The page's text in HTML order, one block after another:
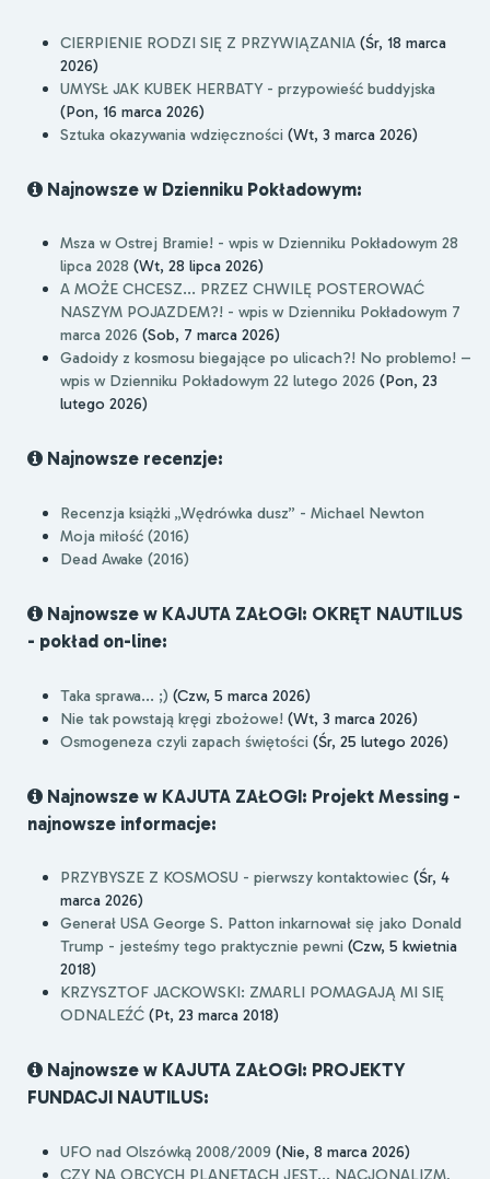
CIERPIENIE RODZI SIĘ Z PRZYWIĄZANIA (Śr, 18 marca
2026)
UMYSŁ JAK KUBEK HERBATY - przypowieść buddyjska
(Pon, 16 marca 2026)
Sztuka okazywania wdzięczności (Wt, 3 marca 2026)
Najnowsze w Dzienniku Pokładowym:
Msza w Ostrej Bramie! - wpis w Dzienniku Pokładowym 28
lipca 2028 (Wt, 28 lipca 2026)
A MOŻE CHCESZ... PRZEZ CHWILĘ POSTEROWAĆ
NASZYM POJAZDEM?! - wpis w Dzienniku Pokładowym 7
marca 2026 (Sob, 7 marca 2026)
Gadoidy z kosmosu biegające po ulicach?! No problemo! –
wpis w Dzienniku Pokładowym 22 lutego 2026 (Pon, 23
lutego 2026)
Najnowsze recenzje:
Recenzja książki „Wędrówka dusz” - Michael Newton
Moja miłość (2016)
Dead Awake (2016)
Najnowsze w KAJUTA ZAŁOGI: OKRĘT NAUTILUS
- pokład on-line:
Taka sprawa... ;) (Czw, 5 marca 2026)
Nie tak powstają kręgi zbożowe! (Wt, 3 marca 2026)
Osmogeneza czyli zapach świętości (Śr, 25 lutego 2026)
Najnowsze w KAJUTA ZAŁOGI: Projekt Messing -
najnowsze informacje:
PRZYBYSZE Z KOSMOSU - pierwszy kontaktowiec (Śr, 4
marca 2026)
Generał USA George S. Patton inkarnował się jako Donald
Trump - jesteśmy tego praktycznie pewni (Czw, 5 kwietnia
2018)
KRZYSZTOF JACKOWSKI: ZMARLI POMAGAJĄ MI SIĘ
ODNALEŹĆ (Pt, 23 marca 2018)
Najnowsze w KAJUTA ZAŁOGI: PROJEKTY
FUNDACJI NAUTILUS:
UFO nad Olszówką 2008/2009 (Nie, 8 marca 2026)
CZY NA OBCYCH PLANETACH JEST... NACJONALIZM,